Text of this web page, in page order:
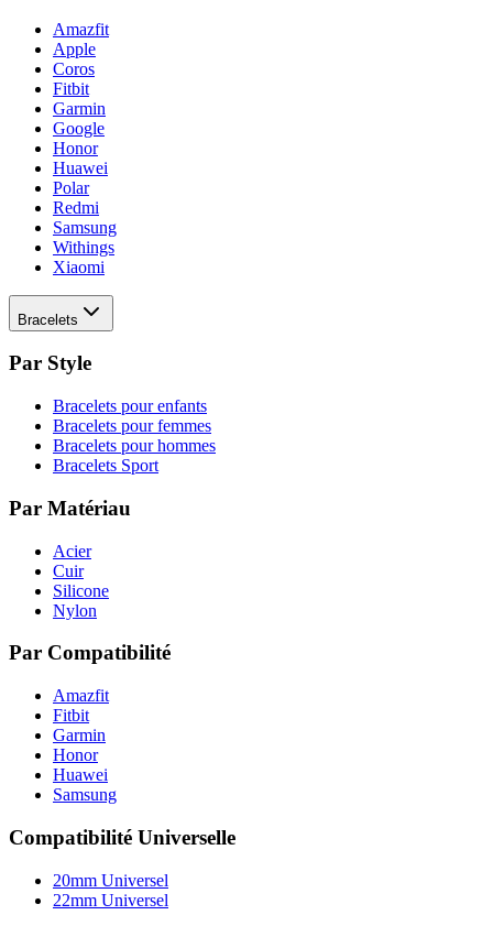
Amazfit
Apple
Coros
Fitbit
Garmin
Google
Honor
Huawei
Polar
Redmi
Samsung
Withings
Xiaomi
Bracelets
Par Style
Bracelets pour enfants
Bracelets pour femmes
Bracelets pour hommes
Bracelets Sport
Par Matériau
Acier
Cuir
Silicone
Nylon
Par Compatibilité
Amazfit
Fitbit
Garmin
Honor
Huawei
Samsung
Compatibilité Universelle
20mm Universel
22mm Universel